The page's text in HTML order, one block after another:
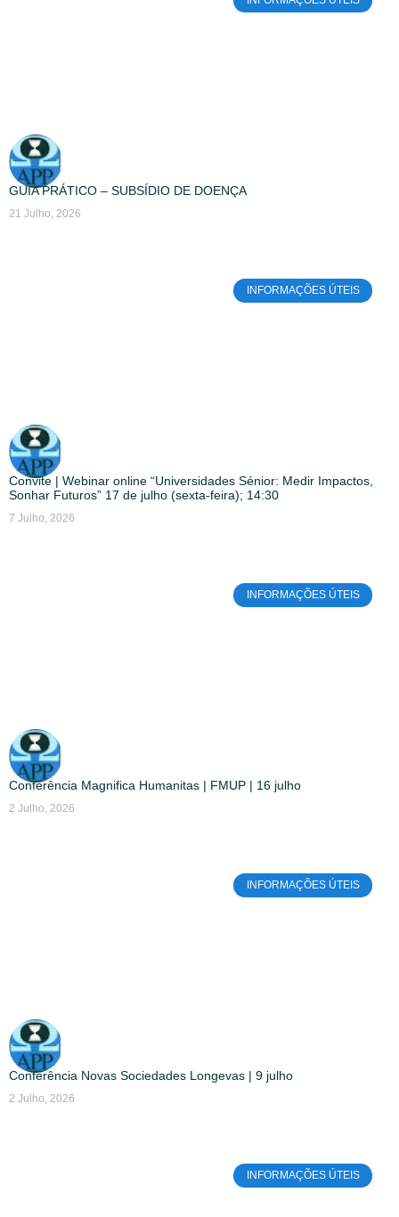
GUIA PRÁTICO – SUBSÍDIO DE DOENÇA
21 Julho, 2026
INFORMAÇÕES ÚTEIS
Convite | Webinar online “Universidades Sénior: Medir Impactos,
Sonhar Futuros” 17 de julho (sexta-feira); 14:30
7 Julho, 2026
INFORMAÇÕES ÚTEIS
Conferência Magnifica Humanitas | FMUP | 16 julho
2 Julho, 2026
INFORMAÇÕES ÚTEIS
Conferência Novas Sociedades Longevas | 9 julho
2 Julho, 2026
INFORMAÇÕES ÚTEIS